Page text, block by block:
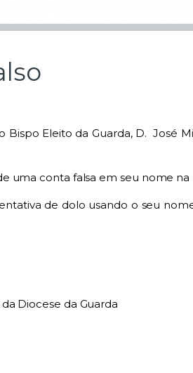
Eleito da Guarda, D. José
uma conta falsa em seu nome na
de dolo usando o seu
Diocese da Guarda